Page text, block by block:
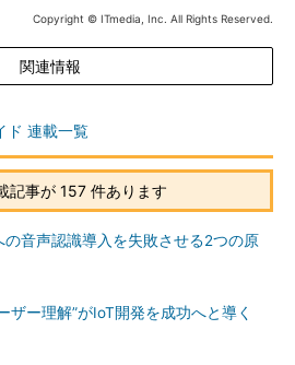
Copyright © ITmedia, Inc. All Rights Reserved.
関連情報
ド 連載一覧
記事が 157 件あります
の音声認識導入を失敗させる2つの原
ザー理解”がIoT開発を成功へと導く